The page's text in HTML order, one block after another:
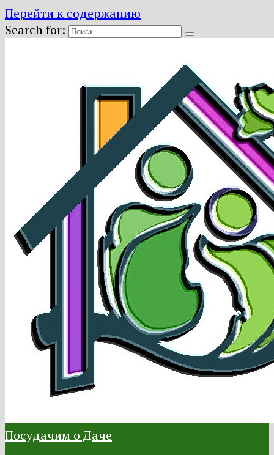
Перейти к содержанию
Search for:
Посудачим о Даче